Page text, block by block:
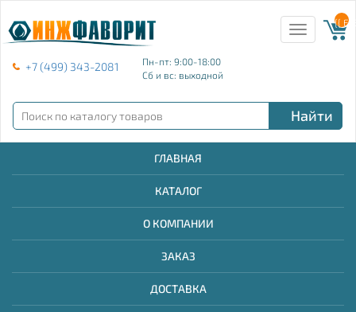
+7 (499) 343-2081
Пн-пт: 9:00-18:00
Сб и вс: выходной
Toggle
navigation
{{
Найти
ГЛАВНАЯ
КАТАЛОГ
О КОМПАНИИ
ЗАКАЗ
ДОСТАВКА